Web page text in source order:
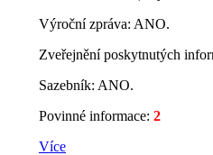
Výroční zpráva: ANO.
Zveřejnění poskytnutých
Sazebník: ANO.
Povinné informace: 2
Více